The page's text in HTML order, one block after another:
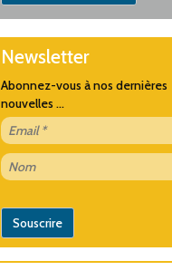
Newsletter
Abonnez-vous à nos dernières
nouvelles ...